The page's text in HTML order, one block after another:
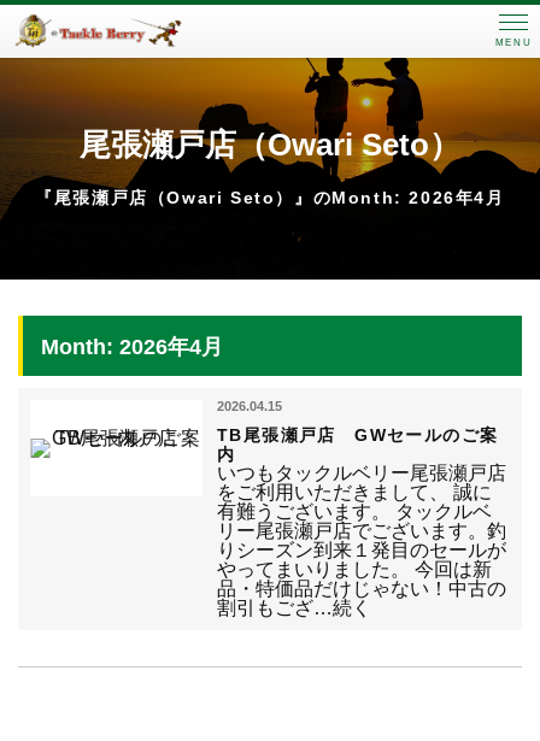
MENU
尾張瀬戸店（Owari Seto）
『尾張瀬戸店（Owari Seto）』のMonth: 2026年4月
Month: 2026年4月
2026.04.15
TB尾張瀬戸店 GWセールのご案
内
いつもタックルベリー尾張瀬戸店
をご利用いただきまして、 誠に
有難うございます。 タックルベ
リー尾張瀬戸店でございます。釣
りシーズン到来１発目のセールが
やってまいりました。 今回は新
品・特価品だけじゃない！中古の
割引もござ…続く